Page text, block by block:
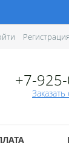
Регистрация
+7-